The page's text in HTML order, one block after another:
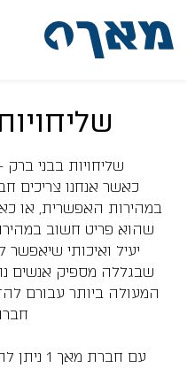
שליחויות בבני
כאשר אנחנו צריכים
במהירות האפשרית, או
שהוא פריט חשוב
יעיל ואיכותי
שבגללה מספיק אנשים
המעולה ביותר עבורם
עם חברת